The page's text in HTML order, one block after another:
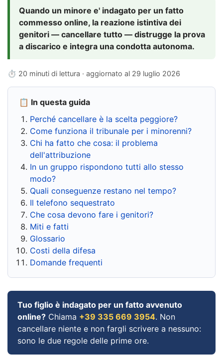
Quando un minore e' indagato per un fatto
commesso online, la reazione istintiva dei
genitori — cancellare tutto — distrugge la prova
a discarico e integra una condotta autonoma.
⏱ 20 minuti di lettura · aggiornato al 29 luglio 2026
📋 In questa guida
Perché cancellare è la scelta peggiore?
Come funziona il tribunale per i minorenni?
Chi ha fatto che cosa: il problema
dell'attribuzione
In un gruppo rispondono tutti allo stesso
modo?
Quali conseguenze restano nel tempo?
Il telefono sequestrato
Che cosa devono fare i genitori?
Miti e fatti
Glossario
Costi della difesa
Domande frequenti
Tuo figlio è indagato per un fatto avvenuto
online? Chiama +39 335 669 3954. Non
cancellare niente e non fargli scrivere a nessuno:
sono le due regole delle prime ore.